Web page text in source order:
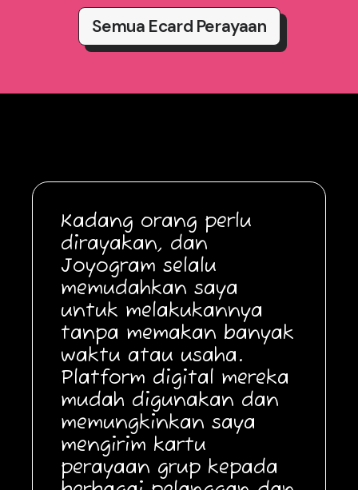
Semua Ecard Perayaan
Kadang orang perlu
dirayakan, dan
Joyogram selalu
memudahkan saya
untuk melakukannya
tanpa memakan banyak
waktu atau usaha.
Platform digital mereka
mudah digunakan dan
memungkinkan saya
mengirim kartu
perayaan grup kepada